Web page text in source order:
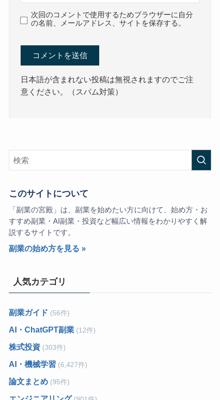
次回のコメントで使用するためブラウザーに自分
の名前、メールアドレス、サイトを保存する。
日本語が含まれない投稿は無視されますのでご注
意ください。（スパム対策）
このサイトについて
「副業の宮殿」は、副業を始めたい方に向けて、始め方・お
すすめ副業・AI副業・投資など幅広い情報をわかりやすく解
説するサイトです。
副業の始め方を見る »
人気カテゴリ
副業ガイド (56件)
AI・ChatGPT副業(12件)
株式投資(303件)
AI・機械学習 (6,427件)
論文まとめ(95件)